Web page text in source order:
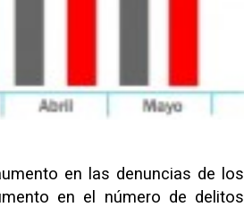
en las denuncias de los
en el número de delitos